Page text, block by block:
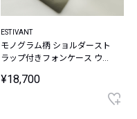
ESTIVANT
モノグラム柄 ショルダースト
ラップ付きフォンケース ウル
¥18,700